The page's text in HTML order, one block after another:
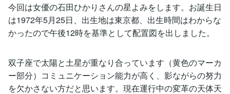
今回は女優の石田ひかりさんの星よみをします。お誕生日
は1972年5月25日、出生地は東京都、出生時間はわからな
かったので午後12時を基準として配置図を出しました。
双子座で太陽と土星が重なり合っています（黄色のマーカ
ー部分）コミュニケーション能力が高く、影ながらの努力
を欠かさない方だと思います。現在運行中の変革の天体天